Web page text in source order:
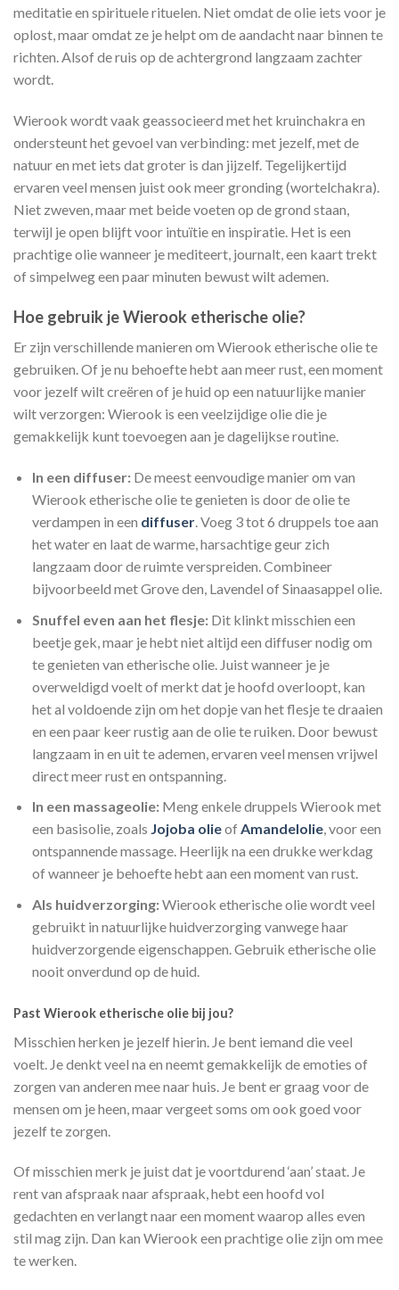
meditatie en spirituele rituelen. Niet omdat de olie iets voor je
oplost, maar omdat ze je helpt om de aandacht naar binnen te
richten. Alsof de ruis op de achtergrond langzaam zachter
wordt.
Wierook wordt vaak geassocieerd met het kruinchakra en
ondersteunt het gevoel van verbinding: met jezelf, met de
natuur en met iets dat groter is dan jijzelf. Tegelijkertijd
ervaren veel mensen juist ook meer gronding (wortelchakra).
Niet zweven, maar met beide voeten op de grond staan,
terwijl je open blijft voor intuïtie en inspiratie. Het is een
prachtige olie wanneer je mediteert, journalt, een kaart trekt
of simpelweg een paar minuten bewust wilt ademen.
Hoe gebruik je Wierook etherische olie?
Er zijn verschillende manieren om Wierook etherische olie te
gebruiken. Of je nu behoefte hebt aan meer rust, een moment
voor jezelf wilt creëren of je huid op een natuurlijke manier
wilt verzorgen: Wierook is een veelzijdige olie die je
gemakkelijk kunt toevoegen aan je dagelijkse routine.
In een diffuser: De meest eenvoudige manier om van
Wierook etherische olie te genieten is door de olie te
verdampen in een diffuser. Voeg 3 tot 6 druppels toe aan
het water en laat de warme, harsachtige geur zich
langzaam door de ruimte verspreiden. Combineer
bijvoorbeeld met Grove den, Lavendel of Sinaasappel olie.
Snuffel even aan het flesje:Dit klinkt misschien een
beetje gek, maar je hebt niet altijd een diffuser nodig om
te genieten van etherische olie. Juist wanneer je je
overweldigd voelt of merkt dat je hoofd overloopt, kan
het al voldoende zijn om het dopje van het flesje te draaien
en een paar keer rustig aan de olie te ruiken. Door bewust
langzaam in en uit te ademen, ervaren veel mensen vrijwel
direct meer rust en ontspanning.
In een massageolie: Meng enkele druppels Wierook met
een basisolie, zoals Jojoba olieofAmandelolie, voor een
ontspannende massage. Heerlijk na een drukke werkdag
of wanneer je behoefte hebt aan een moment van rust.
Als huidverzorging:Wierook etherische olie wordt veel
gebruikt in natuurlijke huidverzorging vanwege haar
huidverzorgende eigenschappen. Gebruik etherische olie
nooit onverdund op de huid.
Past Wierook etherische olie bij jou?
Misschien herken je jezelf hierin. Je bent iemand die veel
voelt. Je denkt veel na en neemt gemakkelijk de emoties of
zorgen van anderen mee naar huis. Je bent er graag voor de
mensen om je heen, maar vergeet soms om ook goed voor
jezelf te zorgen.
Of misschien merk je juist dat je voortdurend ‘aan’ staat. Je
rent van afspraak naar afspraak, hebt een hoofd vol
gedachten en verlangt naar een moment waarop alles even
stil mag zijn. Dan kan Wierook een prachtige olie zijn om mee
te werken.